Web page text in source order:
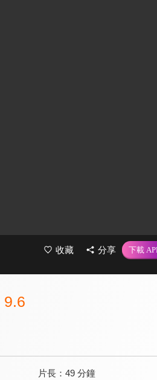
收藏 分享
9.6
片長： 49 分鐘